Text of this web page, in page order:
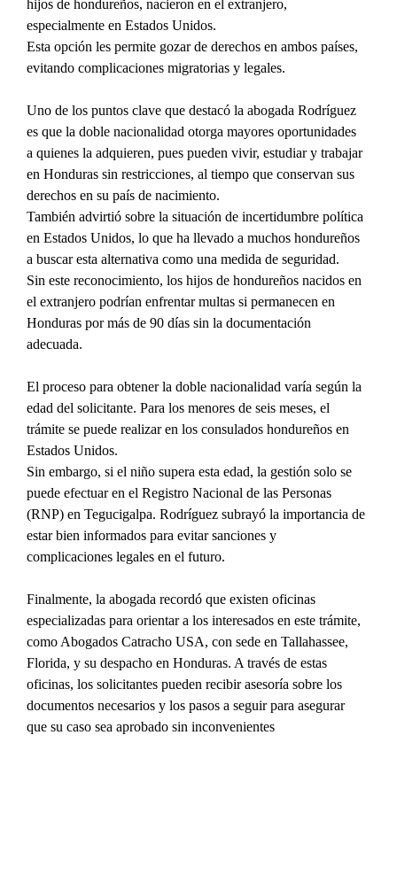
hijos de hondureños, nacieron en el extranjero,
especialmente en Estados Unidos.
Esta opción les permite gozar de derechos en ambos países,
evitando complicaciones migratorias y legales.
Uno de los puntos clave que destacó la abogada Rodríguez
es que la doble nacionalidad otorga mayores oportunidades
a quienes la adquieren, pues pueden vivir, estudiar y trabajar
en Honduras sin restricciones, al tiempo que conservan sus
derechos en su país de nacimiento.
También advirtió sobre la situación de incertidumbre política
en Estados Unidos, lo que ha llevado a muchos hondureños
a buscar esta alternativa como una medida de seguridad.
Sin este reconocimiento, los hijos de hondureños nacidos en
el extranjero podrían enfrentar multas si permanecen en
Honduras por más de 90 días sin la documentación
adecuada.
El proceso para obtener la doble nacionalidad varía según la
edad del solicitante. Para los menores de seis meses, el
trámite se puede realizar en los consulados hondureños en
Estados Unidos.
Sin embargo, si el niño supera esta edad, la gestión solo se
puede efectuar en el Registro Nacional de las Personas
(RNP) en Tegucigalpa. Rodríguez subrayó la importancia de
estar bien informados para evitar sanciones y
complicaciones legales en el futuro.
Finalmente, la abogada recordó que existen oficinas
especializadas para orientar a los interesados en este trámite,
como Abogados Catracho USA, con sede en Tallahassee,
Florida, y su despacho en Honduras. A través de estas
oficinas, los solicitantes pueden recibir asesoría sobre los
documentos necesarios y los pasos a seguir para asegurar
que su caso sea aprobado sin inconvenientes